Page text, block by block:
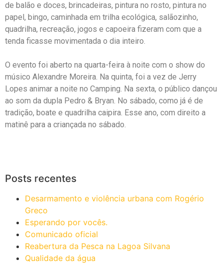
de balão e doces, brincadeiras, pintura no rosto, pintura no
papel, bingo, caminhada em trilha ecológica, salãozinho,
quadrilha, recreação, jogos e capoeira fizeram com que a
tenda ficasse movimentada o dia inteiro.
O evento foi aberto na quarta-feira à noite com o show do
músico Alexandre Moreira. Na quinta, foi a vez de Jerry
Lopes animar a noite no Camping. Na sexta, o público dançou
ao som da dupla Pedro & Bryan. No sábado, como já é de
tradição, boate e quadrilha caipira. Esse ano, com direito a
matinê para a criançada no sábado.
Posts recentes
Desarmamento e violência urbana com Rogério
Greco
Esperando por vocês.
Comunicado oficial
Reabertura da Pesca na Lagoa Silvana
Qualidade da água